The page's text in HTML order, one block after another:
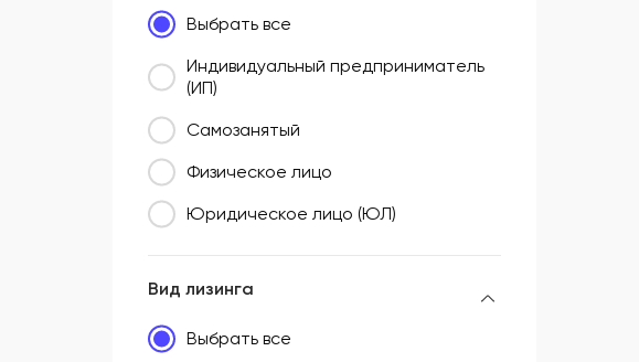
Южный федеральный округ (ЮФО)
Выбрать все
Индивидуальный предприниматель
(ИП)
Самозанятый
Физическое лицо
Юридическое лицо (ЮЛ)
Вид лизинга
Выбрать все